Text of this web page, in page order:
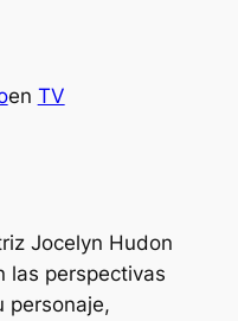
en TV
Jocelyn Hudon
las perspectivas
personaje,